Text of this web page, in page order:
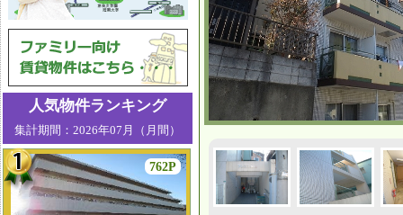
人気物件ランキング
集計期間：2026年07月（月間）
762P